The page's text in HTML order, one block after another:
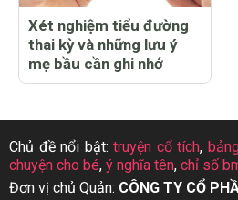
Xét nghiệm tiểu đường
thai kỳ và những lưu ý
mẹ bầu cần ghi nhớ
Chủ đề nổi bật:truyện cổ tích,
chuyện cho bé, ý nghĩa tên, chỉ số
Đơn vị chủ Quản: CÔNG TY CỔ